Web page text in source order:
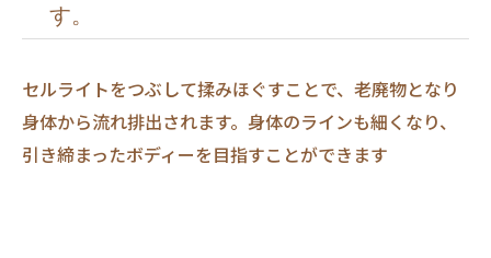
す。
セルライトをつぶして揉みほぐすことで、老廃物となり
身体から流れ排出されます。身体のラインも細くなり、
引き締まったボディーを目指すことができます